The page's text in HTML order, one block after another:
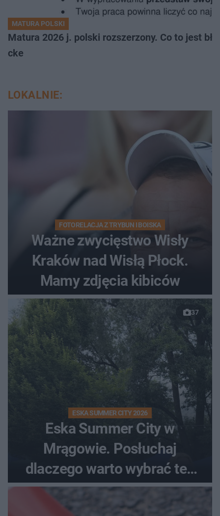
MATURA POLSKI
Matura 2026 j. polski rozszerzony. Co to jest
cke
LOKALNIE:
FOTORELACJA Z TRYBUN I BOISKA
Ważne zwycięstwo Wisły
Kraków nad Wisłą Płock.
Mamy zdjęcia kibiców
37
ESKA SUMMER CITY 2026
Eska Summer City w
Mrągowie. Posłuchaj
dlaczego warto wybrać ten
kierunek na urlop!